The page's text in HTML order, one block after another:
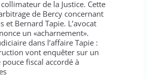
de la Justice. Cette
de Bercy concernant
et Bernard Tapie. L’avocat
un «acharnement».
dans l’affaire Tapie :
vont enquêter sur un
fiscal accordé à